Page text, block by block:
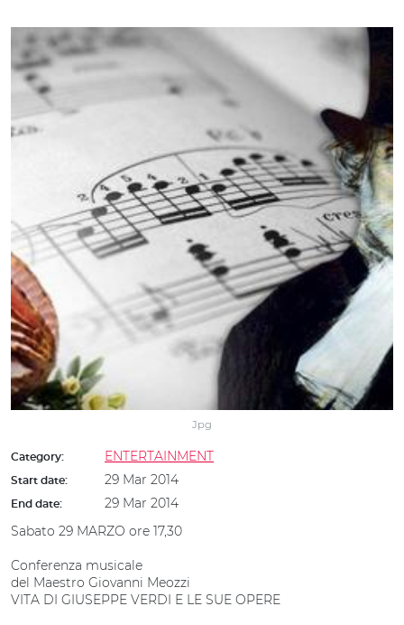
Jpg
Category: ENTERTAINMENT
Start date: 29 Mar 2014
End date:
29 Mar 2014
Sabato 29 MARZO ore 17,30
Conferenza musicale
del Maestro Giovanni Meozzi
VITA DI GIUSEPPE VERDI E LE SUE OPERE